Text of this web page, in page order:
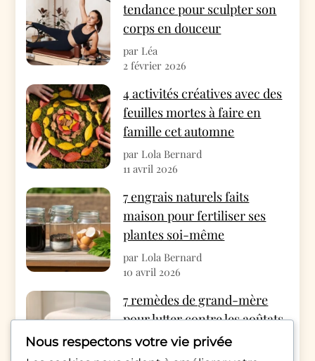
tendance pour sculpter son
corps en douceur
par Léa
2 février 2026
4 activités créatives avec des
feuilles mortes à faire en
famille cet automne
par Lola Bernard
11 avril 2026
7 engrais naturels faits
maison pour fertiliser ses
plantes soi-même
par Lola Bernard
10 avril 2026
7 remèdes de grand-mère
pour lutter contre les aoûtats
cet automne
Nous respectons votre vie privée